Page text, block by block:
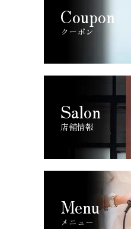
Coupon
クーポン
Salon
店舗情報
Menu
メニュー